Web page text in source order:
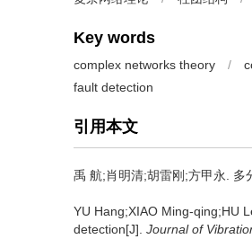
Key words
complex networks theory /
fault detection
引用本文
禹 航;肖明清;胡雷刚;方甲永. 多
YU Hang;XIAO Ming-qing;HU
detection[J]. Journal of